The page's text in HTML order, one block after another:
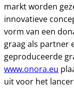
markt worden
innovatieve
vorm van een
graag als partner
geproduceerde
www.onora.eu
uit voor het